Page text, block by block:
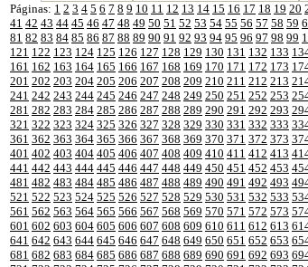
Páginas: 1 2 3 4 5 6 7 8 9 10 11 12 13 14 15 16 17 18 19 20
41 42 43 44 45 46 47 48 49 50 51 52 53 54 55 56 57 58 59
81 82 83 84 85 86 87 88 89 90 91 92 93 94 95 96 97 98 99
121 122 123 124 125 126 127 128 129 130 131 132 133
161 162 163 164 165 166 167 168 169 170 171 172 173
201 202 203 204 205 206 207 208 209 210 211 212 213
241 242 243 244 245 246 247 248 249 250 251 252 253
281 282 283 284 285 286 287 288 289 290 291 292 293
321 322 323 324 325 326 327 328 329 330 331 332 333
361 362 363 364 365 366 367 368 369 370 371 372 373
401 402 403 404 405 406 407 408 409 410 411 412 413
441 442 443 444 445 446 447 448 449 450 451 452 453
481 482 483 484 485 486 487 488 489 490 491 492 493
521 522 523 524 525 526 527 528 529 530 531 532 533
561 562 563 564 565 566 567 568 569 570 571 572 573
601 602 603 604 605 606 607 608 609 610 611 612 613
641 642 643 644 645 646 647 648 649 650 651 652 653
681 682 683 684 685 686 687 688 689 690 691 692 693